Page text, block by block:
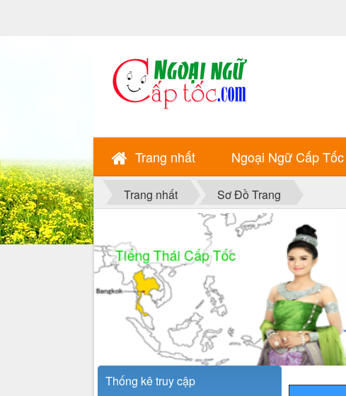
Trang nhất Ngoại Ngữ Cấp Tốc
Trang nhất Sơ Đồ Trang
Thống kê truy cập